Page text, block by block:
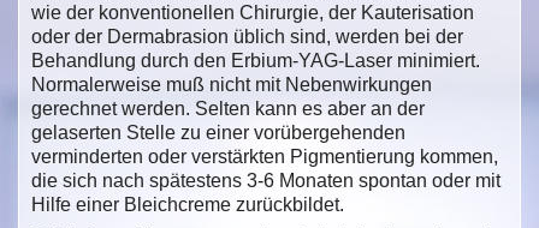
wie der konventionellen Chirurgie, der Kauterisation
oder der Dermabrasion üblich sind, werden bei der
Behandlung durch den Erbium-YAG-Laser minimiert.
Normalerweise muß nicht mit Nebenwirkungen
gerechnet werden. Selten kann es aber an der
gelaserten Stelle zu einer vorübergehenden
verminderten oder verstärkten Pigmentierung kommen,
die sich nach spätestens 3-6 Monaten spontan oder mit
Hilfe einer Bleichcreme zurückbildet.